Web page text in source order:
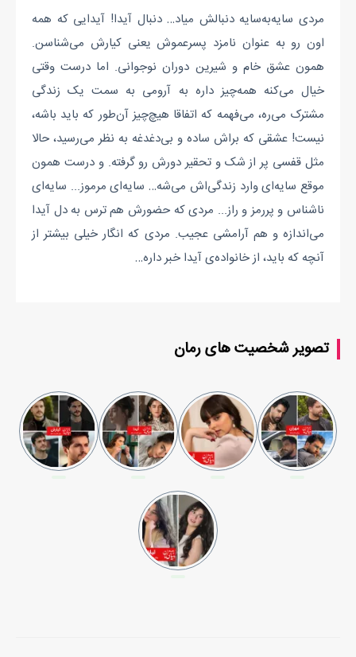
مردی سایه‌به‌سایه دنبالش میاد… دنبال آیدا! آیدایی که همه
اون رو به عنوان نامزد پسرعموش یعنی کیارش می‌شناسن.
همون عشق خام و شیرین دوران نوجوانی. اما درست وقتی
خیال می‌کنه همه‌چیز داره به آرومی به سمت یک زندگی
مشترک می‌ره، می‌فهمه که اتفاقا هیچ‌چیز آن‌طور که باید باشه،
نیست! عشقی که براش ساده و بی‌دغدغه به نظر می‌رسید، حالا
مثل قفسی پر از شک و تحقیر دورش رو گرفته. و درست همون
موقع سایه‌ای وارد زندگی‌اش می‌شه… سایه‌ای مرموز... سایه‌ای
ناشناس و پررمز و راز... مردی که حضورش هم ترس به دل آیدا
می‌اندازه و هم آرامشی عجیب. مردی که انگار خیلی بیشتر از
آنچه که باید، از خانواده‌ی آیدا خبر داره…
تصویر شخصیت های رمان